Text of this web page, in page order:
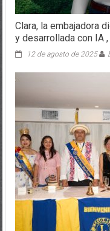
Clara, la embajadora
y desarrollada con IA
12 de agosto de 2025